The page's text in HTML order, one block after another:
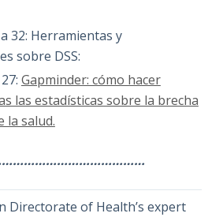
32: Herramientas y
sobre DSS:
Gapminder: cómo hacer
las estadísticas sobre la brecha
la salud.
Directorate of Health’s expert